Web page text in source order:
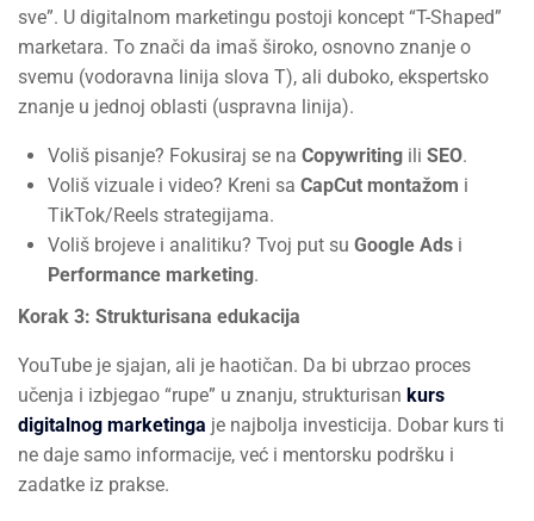
sve”. U digitalnom marketingu postoji koncept “T-Shaped”
marketara. To znači da imaš široko, osnovno znanje o
svemu (vodoravna linija slova T), ali duboko, ekspertsko
znanje u jednoj oblasti (uspravna linija).
Voliš pisanje? Fokusiraj se na Copywriting ili SEO.
Voliš vizuale i video? Kreni sa CapCut montažom i
TikTok/Reels strategijama.
Voliš brojeve i analitiku? Tvoj put su Google Ads i
Performance marketing.
Korak 3: Strukturisana edukacija
YouTube je sjajan, ali je haotičan. Da bi ubrzao proces
učenja i izbjegao “rupe” u znanju, strukturisan kurs
digitalnog marketinga je najbolja investicija. Dobar kurs ti
ne daje samo informacije, već i mentorsku podršku i
zadatke iz prakse.